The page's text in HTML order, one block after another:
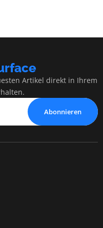
Artikel direkt in Ihrem
Abonnieren